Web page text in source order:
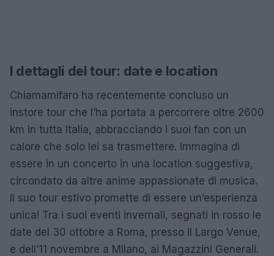
I dettagli del tour: date e location
Chiamamifaro ha recentemente concluso un
instore tour che l’ha portata a percorrere oltre 2600
km in tutta Italia, abbracciando i suoi fan con un
calore che solo lei sa trasmettere. Immagina di
essere in un concerto in una location suggestiva,
circondato da altre anime appassionate di musica.
Il suo tour estivo promette di essere un’esperienza
unica! Tra i suoi eventi invernali, segnati in rosso le
date del 30 ottobre a Roma, presso il Largo Venue,
e dell’11 novembre a Milano, ai Magazzini Generali.